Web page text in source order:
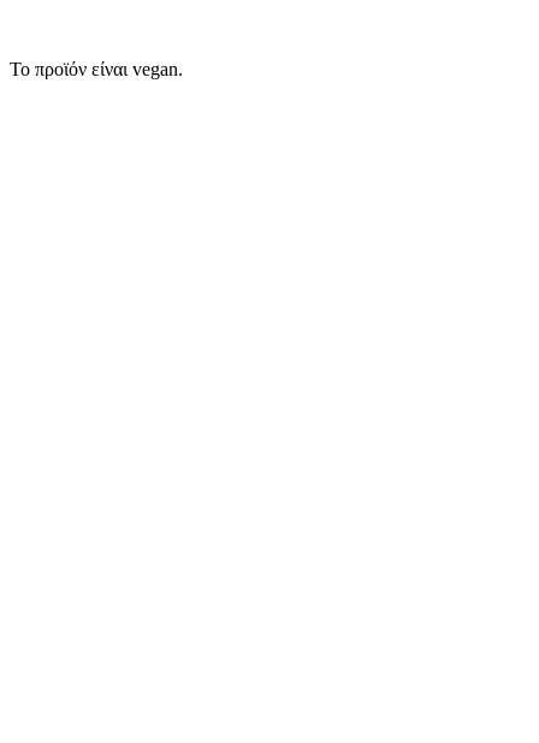
Το προϊόν είναι vegan.